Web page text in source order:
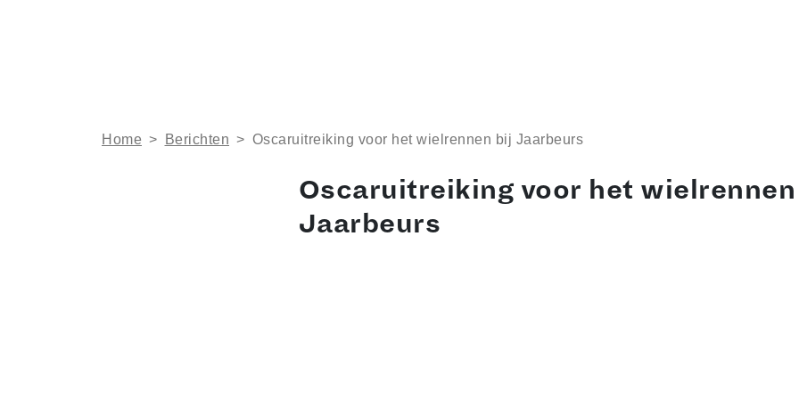
Home > Berichten > Oscaruitreiking voor het wielrennen bij Jaarbeurs
Oscaruitreiking voor het
Jaarbeurs